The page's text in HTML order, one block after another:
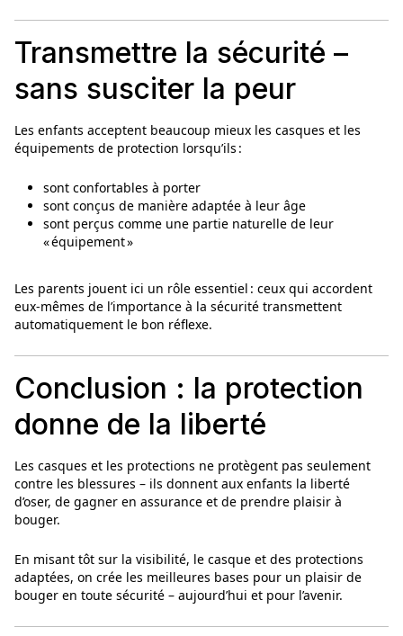
Transmettre la sécurité –
sans susciter la peur
Les enfants acceptent beaucoup mieux les casques et les
équipements de protection lorsqu’ils :
sont confortables à porter
sont conçus de manière adaptée à leur âge
sont perçus comme une partie naturelle de leur
« équipement »
Les parents jouent ici un rôle essentiel : ceux qui accordent
eux‑mêmes de l’importance à la sécurité transmettent
automatiquement le bon réflexe.
Conclusion : la protection
donne de la liberté
Les casques et les protections ne protègent pas seulement
contre les blessures – ils donnent aux enfants la liberté
d’oser, de gagner en assurance et de prendre plaisir à
bouger.
En misant tôt sur la visibilité, le casque et des protections
adaptées, on crée les meilleures bases pour un plaisir de
bouger en toute sécurité – aujourd’hui et pour l’avenir.